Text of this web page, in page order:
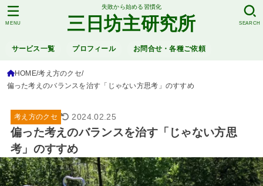
失敗から始める習慣化
三日坊主研究所
サービス一覧 プロフィール お問合せ・各種ご依頼
SEARCH
MENU
HOME 考え方のクセ
偏った考えのバランスを治す「じゃない方思考」のすすめ
考え方のクセ 2024.02.25
偏った考えのバランスを治す「じゃない方思
考」のすすめ